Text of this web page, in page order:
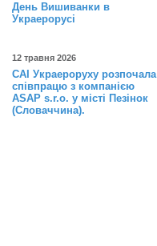
День Вишиванки в
Украерорусі
12 травня 2026
САІ Украероруху розпочала
співпрацю з компанією
ASAP s.r.o. у місті Пезінок
(Словаччина).